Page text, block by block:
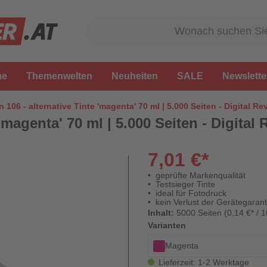
Themenwelten Neuheiten SALE
106 - alternative Tinte 'magenta' 70 ml | 5.000 Seiten - Digital
70 ml | 5.000 Seiten - Digital
7,01 €*
geprüfte Markenqualität
Testsieger Tinte
ideal für Fotodruck
kein Verlust der
Inhalt: 5000 Seiten (0,14 €* /
Varianten
Magenta
Lieferzeit: 1-2 Werktage